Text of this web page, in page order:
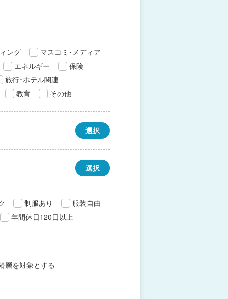
ング
マスコミ･メディア
エネルギー
保険
旅行･ホテル関連
教育
その他
選択
選択
制服あり
服装自由
年間休日120日以上
層を対象とする